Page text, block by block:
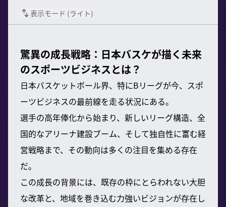
表示モード (ライト)
驚異の成長戦略：日本バスケが描く未来
のスポーツビジネスとは？
日本バスケットボール界、特にBリーグが今、スポ
ーツビジネスの最前線を走る状況にある。
選手の高年俸化から始まり、新しいリーグ構造、全
国的なアリーナ建設ブーム、そして独自性に富む経
営戦略まで、その動向は多くの注目を集める存在
だ。
この成長の背景には、既存の枠にとらわれない大胆
な改革と、地域を巻き込む力強いビジョンが存在し